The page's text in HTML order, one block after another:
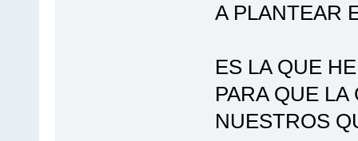
A PLANTEAR
ES LA QUE
PARA QUE
NUESTROS